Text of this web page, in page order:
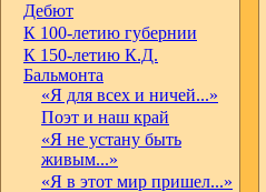
Дебют
К 100-летию губернии
К 150-летию К.Д.
Бальмонта
«Я для всех и ничей...»
Поэт и наш край
«Я не устану быть
живым...»
«Я в этот мир пришел...»